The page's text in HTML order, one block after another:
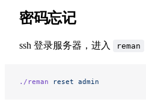
密码忘记
ssh 登录服务器，进入 reman
./reman reset admin